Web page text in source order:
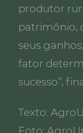
produtor
patrimônio,
seus
fator
sucesso”,
Texto:
Foto: